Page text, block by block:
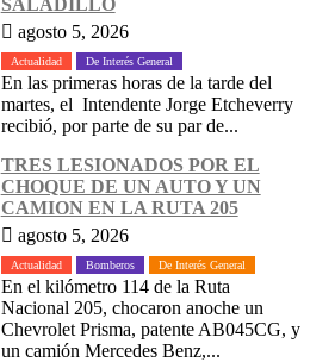
agosto 5, 2026
Actualidad De Interés General
En las primeras horas de la tarde del
martes, el Intendente Jorge Etcheverry
recibió, por parte de su par de...
TRES LESIONADOS POR EL
CHOQUE DE UN AUTO Y UN
CAMION EN LA RUTA 205
agosto 5, 2026
Actualidad Bomberos De Interés General
En el kilómetro 114 de la Ruta
Nacional 205, chocaron anoche un
Chevrolet Prisma, patente AB045CG, y
un camión Mercedes Benz,...